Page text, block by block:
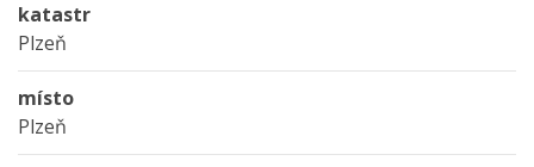
katastr
Plzeň
místo
Plzeň